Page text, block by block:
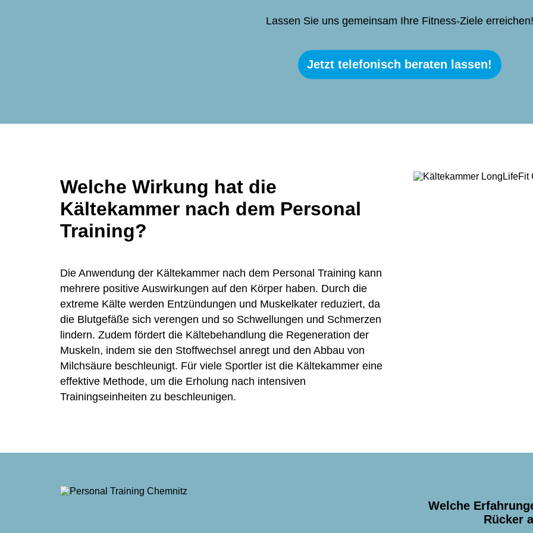
Lassen Sie uns gemeinsam Ihre Fitness-Ziele erreichen!
Jetzt telefonisch beraten lassen!
Welche Wirkung hat die
Kältekammer nach dem Personal
Training?
Die Anwendung der Kältekammer nach dem Personal Training kann
mehrere positive Auswirkungen auf den Körper haben. Durch die
extreme Kälte werden Entzündungen und Muskelkater reduziert, da
die Blutgefäße sich verengen und so Schwellungen und Schmerzen
lindern. Zudem fördert die Kältebehandlung die Regeneration der
Muskeln, indem sie den Stoffwechsel anregt und den Abbau von
Milchsäure beschleunigt. Für viele Sportler ist die Kältekammer eine
effektive Methode, um die Erholung nach intensiven
Trainingseinheiten zu beschleunigen.
Welche
Rücker